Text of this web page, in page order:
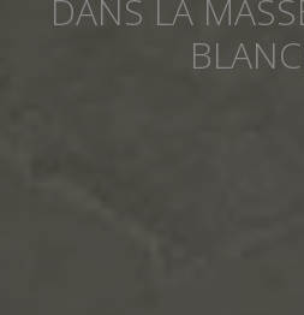
DANS LA